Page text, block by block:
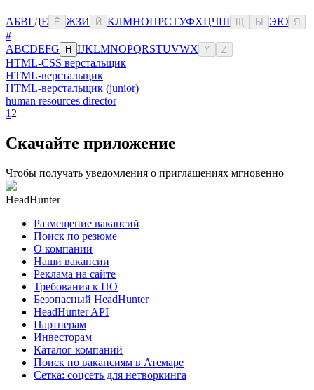
АБВГДЕ Ё ЖЗИ Й КЛМНОПРСТУФХЦЧШ Ы ЭЮ Я
#
ABCDEFG H IJKLMNOPQRSTUVWX Y Z
HTML-CSS верстальщик
HTML-верстальщик
HTML-верстальщик (junior)
human resources director
1 2
Скачайте приложение
Чтобы получать уведомления о приглашениях мгновенно
HeadHunter
Размещение вакансий
Поиск по резюме
О компании
Наши вакансии
Реклама на сайте
Требования к ПО
Безопасный HeadHunter
HeadHunter API
Партнерам
Инвесторам
Каталог компаний
Поиск по вакансиям в Атемаре
Сетка: соцсеть для нетворкинга